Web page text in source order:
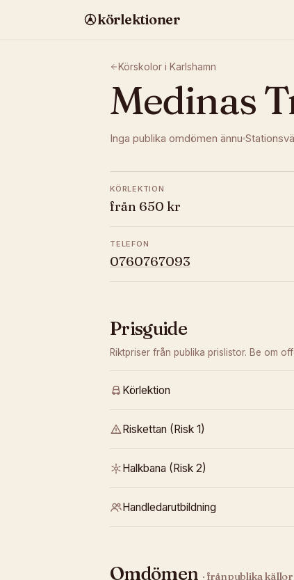
körlektioner
Körskolor i Karlshamn
Medinas
Inga publika omdömen ännu
KÖRLEKTION
från 650 kr
TELEFON
0760767093
Prisguide
Riktpriser från publika prislistor. Be om
Körlektion
Riskettan (Risk 1)
Halkbana (Risk 2)
Handledarutbildning
Omdömen · från publika källor